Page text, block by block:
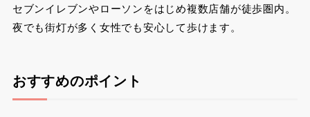
セブンイレブンやローソンをはじめ複数店舗が徒歩圏内。
夜でも街灯が多く女性でも安心して歩けます。
おすすめのポイント